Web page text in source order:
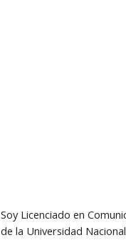
Soy Licenciado en
de la Universidad